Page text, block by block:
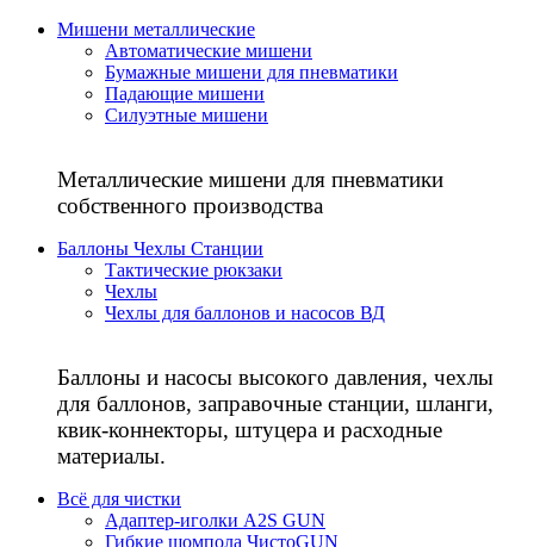
Мишени металлические
Автоматические мишени
Бумажные мишени для пневматики
Падающие мишени
Силуэтные мишени
Металлические мишени для пневматики
собственного производства
Баллоны Чехлы Станции
Тактические рюкзаки
Чехлы
Чехлы для баллонов и насосов ВД
Баллоны и насосы высокого давления, чехлы
для баллонов, заправочные станции, шланги,
квик-коннекторы, штуцера и расходные
материалы.
Всё для чистки
Адаптер-иголки A2S GUN
Гибкие шомпола ЧистоGUN